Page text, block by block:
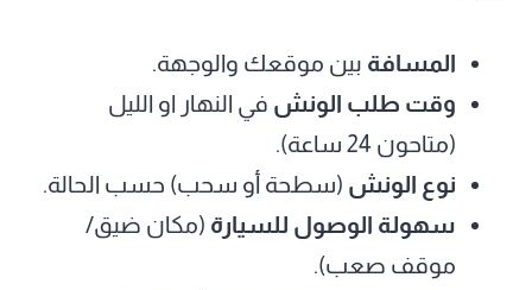
المسافة بين موقعك والوجهة.
وقت طلب الونش في النهار او الليل
(متاحون 24 ساعة).
نوع الونش (سطحة أو سحب) حسب الحالة.
سهولة الوصول للسيارة (مكان ضيق/
موقف صعب).